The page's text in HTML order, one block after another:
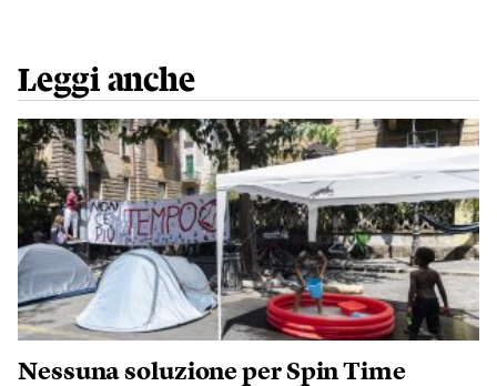
Leggi anche
Nessuna soluzione per Spin Time